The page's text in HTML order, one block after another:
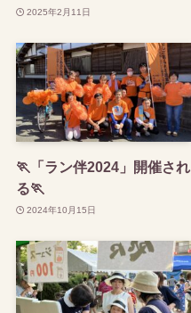
2025年2月11日
🏃「ラン伴2024」開催され
る🏃
2024年10月15日